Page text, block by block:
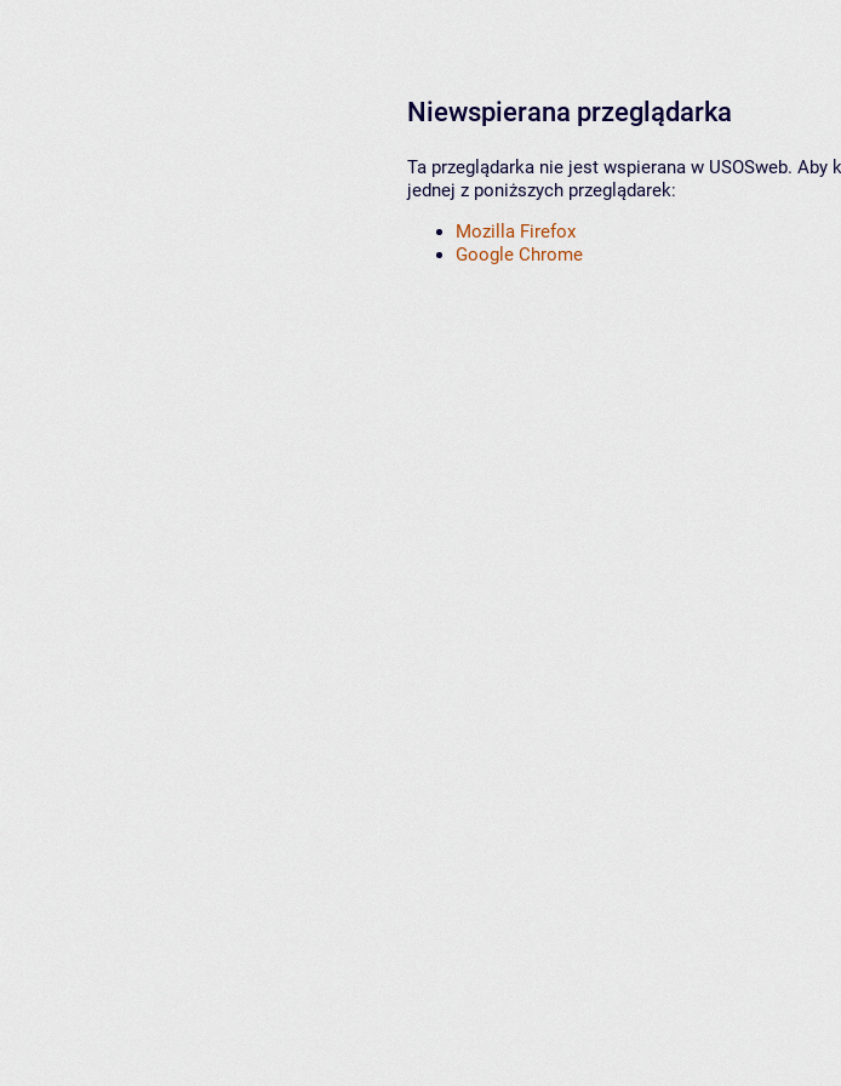
Niewspierana przeglądarka
Ta przeglądarka nie jest wspierana w USOSweb.
jednej z poniższych przeglądarek:
Mozilla Firefox
Google Chrome